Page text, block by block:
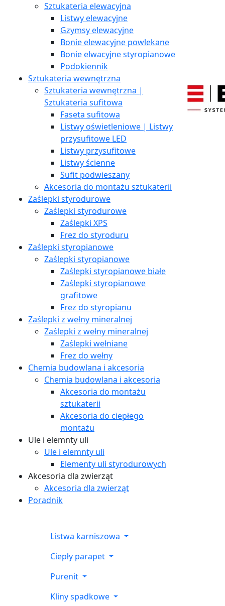
Sztukateria elewacyjna
Listwy elewacyjne
Gzymsy elewacyjne
Bonie elewacyjne powlekane
Bonie elwacyjne styropianowe
Podokiennik
Sztukateria wewnętrzna
Sztukateria wewnętrzna |
Sztukateria sufitowa
Faseta sufitowa
Listwy oświetleniowe | Listwy
przysufitowe LED
Listwy przysufitowe
Listwy ścienne
Sufit podwieszany
Akcesoria do montażu sztukaterii
Zaślepki styrodurowe
Zaślepki styrodurowe
Zaślepki XPS
Frez do styroduru
Zaślepki styropianowe
Zaślepki styropianowe
Zaślepki styropianowe białe
Zaślepki styropianowe
grafitowe
Frez do styropianu
Zaślepki z wełny mineralnej
Zaślepki z wełny mineralnej
Zaślepki wełniane
Frez do wełny
Chemia budowlana i akcesoria
Chemia budowlana i akcesoria
Akcesoria do montażu
sztukaterii
Akcesoria do ciepłego
montażu
Ule i elemnty uli
Ule i elemnty uli
Elementy uli styrodurowych
Akcesoria dla zwierząt
Akcesoria dla zwierząt
Poradnik
Listwa karniszowa
Ciepły parapet
Purenit
Kliny spadkowe